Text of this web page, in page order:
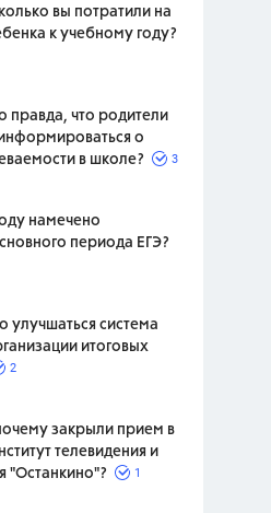
вы потратили на
к учебному году?
правда, что родители
о
в школе?
3
намечено
периода ЕГЭ?
улучшаться система
итоговых
2
закрыли прием в
телевидения и
"Останкино"?
1